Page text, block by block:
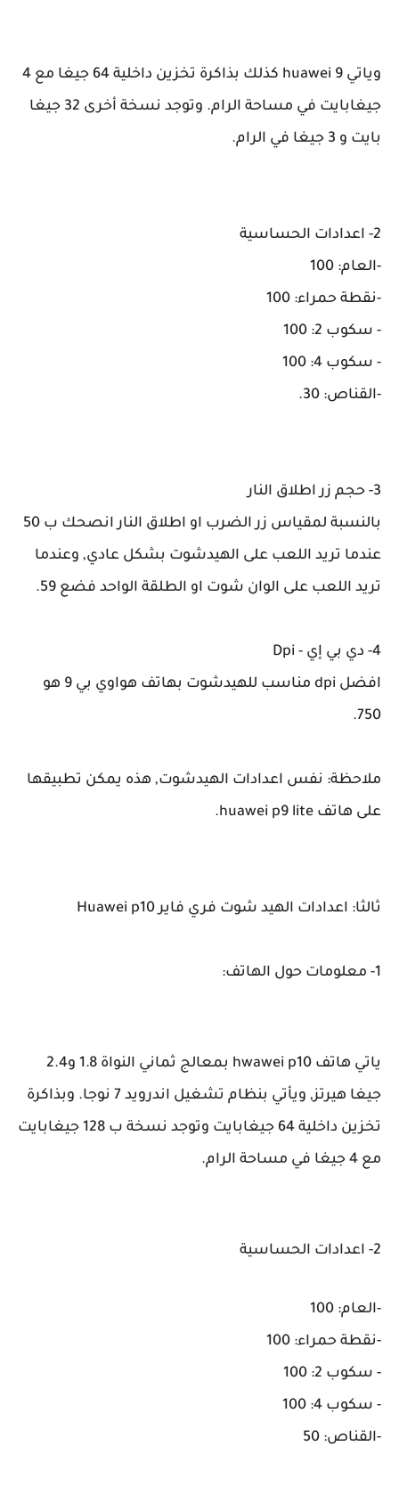
وياتي huawei 9 كذلك بذاكرة تخزين داخلية 64 جيغا مع 4
جيغابايت في مساحة الرام. وتوجد نسخة أخرى
32 جيغا
بايت و 3 جيغا في الرام.
2- اعدادات الحساسية
-العام: 100
-نقطة حمراء: 100
- سكوب 2: 100
- سكوب 4: 100
-القناص: 30.
3- حجم زر اطلاق النار
بالنسبة لمقياس زر الضرب او اطلاق النار انصحك ب 50
عندما تريد اللعب على الهيدشوت بشكل عادي, وعندما
تريد اللعب على الوان شوت او الطلقة الواحد فضع 59.
4- دي بي إي - Dpi
افضل dpi مناسب للهيدشوت بهاتف هواوي بي 9 هو
750.
ملاحظة: نفس اعدادات الهيدشوت, هذه يمكن تطبيقها
على هاتف huawei p9 lite.
ثالثا: اعدادات الهيد شوت فري فاير Huawei p10
1- معلومات حول الهاتف:
ياتي هاتف hwawei p10 بمعالج ثماني النواة 1.8 و2.4
جيغا هيرتز, ويأتي بنظام تشغيل اندرويد 7 نوجا. وبذاكرة
تخزين داخلية 64 جيغابايت وتوجد نسخة ب 128 جيغابايت
مع 4 جيغا في مساحة الرام.
2- اعدادات الحساسية
-العام: 100
-نقطة حمراء: 100
- سكوب 2: 100
- سكوب 4: 100
-القناص: 50